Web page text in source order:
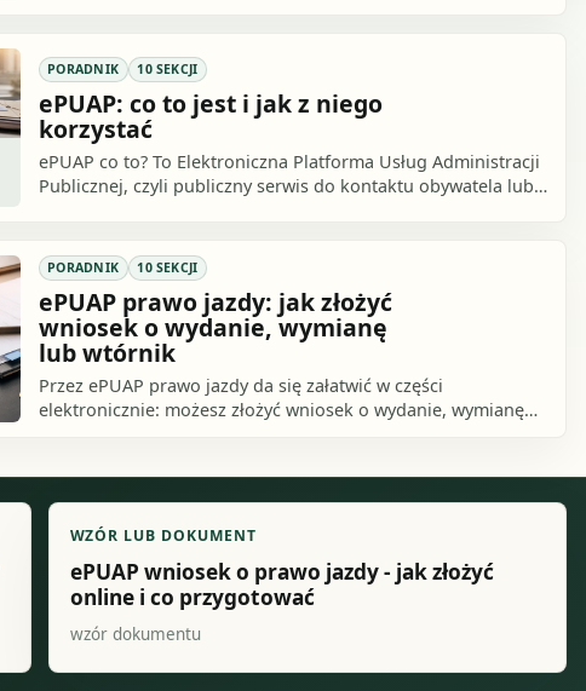
PORADNIK 10 SEKCJI
ePUAP: co to jest i jak z niego
korzystać
ePUAP co to? To Elektroniczna Platforma Usług Administracji
Publicznej, czyli publiczny serwis do kontaktu obywatela lub
PORADNIK 10 SEKCJI
ePUAP prawo jazdy: jak złożyć
wniosek o wydanie, wymianę
lub wtórnik
Przez ePUAP prawo jazdy da się załatwić w części
elektronicznie: możesz złożyć wniosek o wydanie, wymianę
WZÓR LUB DOKUMENT
ePUAP wniosek o prawo jazdy - jak złożyć
online i co przygotować
wzór dokumentu